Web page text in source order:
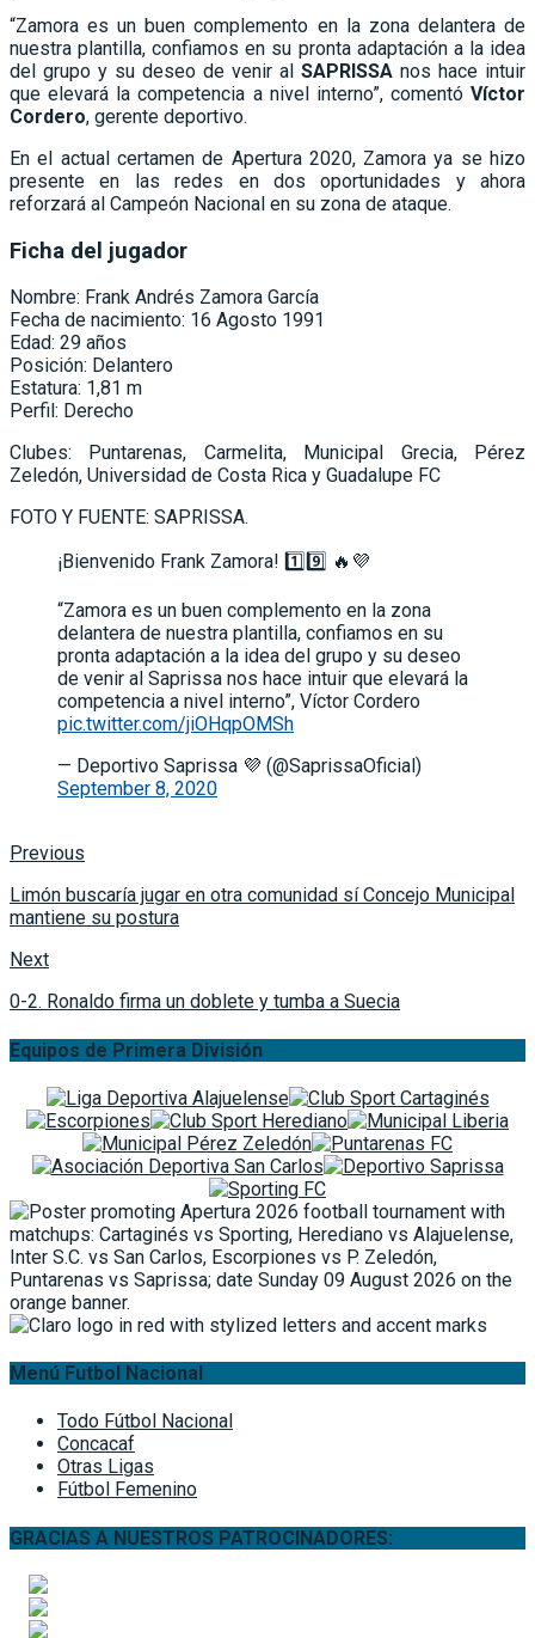
“Zamora es un buen complemento en la zona delantera de
nuestra plantilla, confiamos en su pronta adaptación a la idea
del grupo y su deseo de venir al SAPRISSA nos hace intuir
que elevará la competencia a nivel interno”, comentó Víctor
Cordero, gerente deportivo.
En el actual certamen de Apertura 2020, Zamora ya se hizo
presente en las redes en dos oportunidades y ahora
reforzará al Campeón Nacional en su zona de ataque.
Ficha del jugador
Nombre: Frank Andrés Zamora García
Fecha de nacimiento: 16 Agosto 1991
Edad: 29 años
Posición: Delantero
Estatura: 1,81 m
Perfil: Derecho
Clubes: Puntarenas, Carmelita, Municipal Grecia, Pérez
Zeledón, Universidad de Costa Rica y Guadalupe FC
FOTO Y FUENTE: SAPRISSA.
¡Bienvenido Frank Zamora! 1️⃣9️⃣ 🔥💜
“Zamora es un buen complemento en la zona
delantera de nuestra plantilla, confiamos en su
pronta adaptación a la idea del grupo y su deseo
de venir al Saprissa nos hace intuir que elevará la
competencia a nivel interno”, Víctor Cordero
pic.twitter.com/jiOHqpOMSh
— Deportivo Saprissa 💜 (@SaprissaOficial)
September 8, 2020
Previous
Limón buscaría jugar en otra comunidad sí Concejo Municipal
mantiene su postura
Next
0-2. Ronaldo firma un doblete y tumba a Suecia
Equipos de Primera División
Menú Futbol Nacional
Todo Fútbol Nacional
Concacaf
Otras Ligas
Fútbol Femenino
GRACIAS A NUESTROS PATROCINADORES: